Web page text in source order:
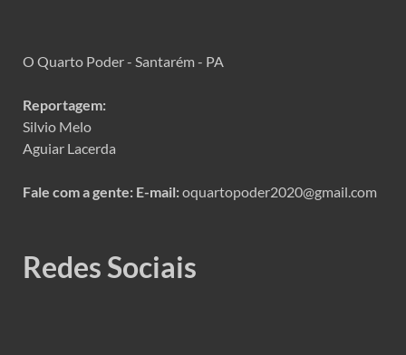
O Quarto Poder - Santarém - PA
Reportagem:
Silvio Melo
Aguiar Lacerda
Fale com a gente: E-mail:oquartopoder2020@gmail.com
Redes Sociais